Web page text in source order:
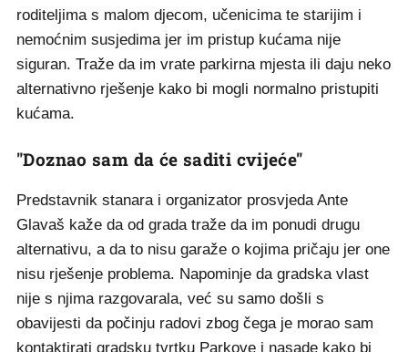
roditeljima s malom djecom, učenicima te starijim i
nemoćnim susjedima jer im pristup kućama nije
siguran. Traže da im vrate parkirna mjesta ili daju neko
alternativno rješenje kako bi mogli normalno pristupiti
kućama.
"Doznao sam da će saditi cvijeće"
Predstavnik stanara i organizator prosvjeda Ante
Glavaš kaže da od grada traže da im ponudi drugu
alternativu, a da to nisu garaže o kojima pričaju jer one
nisu rješenje problema. Napominje da gradska vlast
nije s njima razgovarala, već su samo došli s
obavijesti da počinju radovi zbog čega je morao sam
kontaktirati gradsku tvrtku Parkove i nasade kako bi